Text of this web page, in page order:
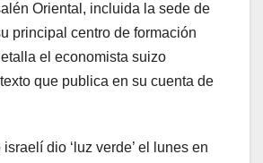
Oriental, incluida la sede de
principal centro de formación
el economista suizo
que publica en su cuenta de
dio ‘luz verde’ el lunes en